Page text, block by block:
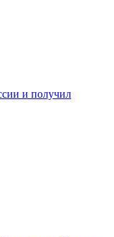
и получил